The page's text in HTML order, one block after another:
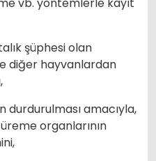
şüphesi olan
diğer hayvanlardan
durdurulması amacıyla,
organlarının